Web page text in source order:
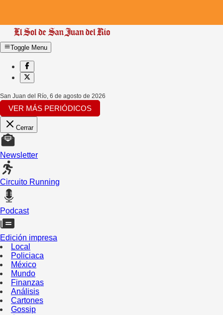
Toggle Menu
San Juan del Río, 6 de agosto de 2026
VER MÁS PERIÓDICOS
Cerrar
Newsletter
Circuito Running
Podcast
Edición impresa
Local
Policiaca
México
Mundo
Finanzas
Análisis
Cartones
Gossip